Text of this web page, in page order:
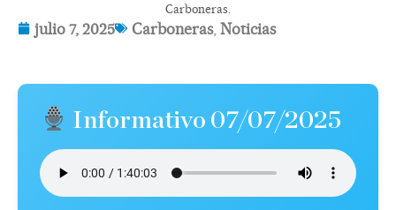
Carboneras.
julio 7, 2025 Carboneras, Noticias
Informativo 07/07/2025